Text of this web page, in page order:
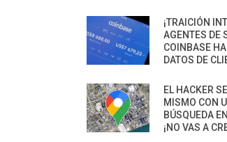
¡TRAICIÓN
AGENTES DE
COINBASE
DATOS DE
EL HACKER
MISMO CON
BÚSQUEDA
¡NO VAS A